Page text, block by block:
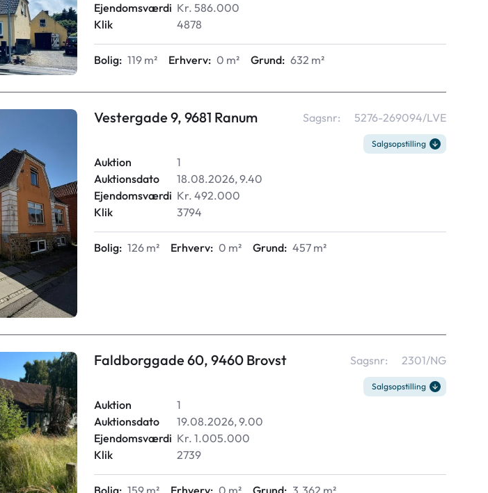
Ejendomsværdi Kr. 586.000
Klik
4878
Bolig: 119 m² Erhverv: 0 m² Grund: 632 m²
Vestergade 9, 9681 Ranum Sagsnr: 5276-269094/LVE
Salgsopstilling
Auktion
1
Auktionsdato
18.08.2026, 9.40
Ejendomsværdi Kr. 492.000
Klik
3794
Bolig: 126 m² Erhverv: 0 m² Grund: 457 m²
Faldborggade 60, 9460 Brovst Sagsnr: 2301/NG
Salgsopstilling
Auktion
1
Auktionsdato
19.08.2026, 9.00
Ejendomsværdi Kr. 1.005.000
Klik
2739
Bolig: 159 m² Erhverv: 0 m² Grund: 3.362 m²